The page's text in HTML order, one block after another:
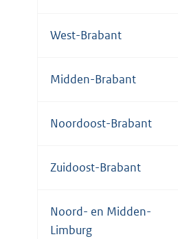
West-Brabant
Midden-Brabant
Noordoost-Brabant
Zuidoost-Brabant
Noord- en Midden-
Limburg